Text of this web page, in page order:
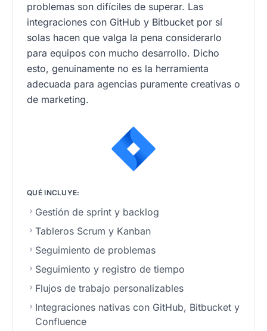
problemas son difíciles de superar. Las
integraciones con GitHub y Bitbucket por sí
solas hacen que valga la pena considerarlo
para equipos con mucho desarrollo. Dicho
esto, genuinamente no es la herramienta
adecuada para agencias puramente creativas o
de marketing.
QUÉ INCLUYE:
Gestión de sprint y backlog
Tableros Scrum y Kanban
Seguimiento de problemas
Seguimiento y registro de tiempo
Flujos de trabajo personalizables
Integraciones nativas con GitHub, Bitbucket y
Confluence